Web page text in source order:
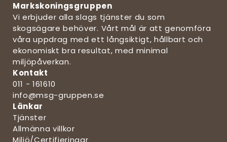
Markskoningsgruppen
Vi erbjuder alla slags tjänster du som
skogsägare behöver. Vårt mål är att genomföra
våra uppdrag med ett långsiktigt, hållbart och
ekonomiskt bra resultat, med minimal
miljöpåverkan.
Kontakt
011 - 161610
info@msg-gruppen.se
Länkar
Tjänster
Allmänna villkor
Miljö/Certifieringar